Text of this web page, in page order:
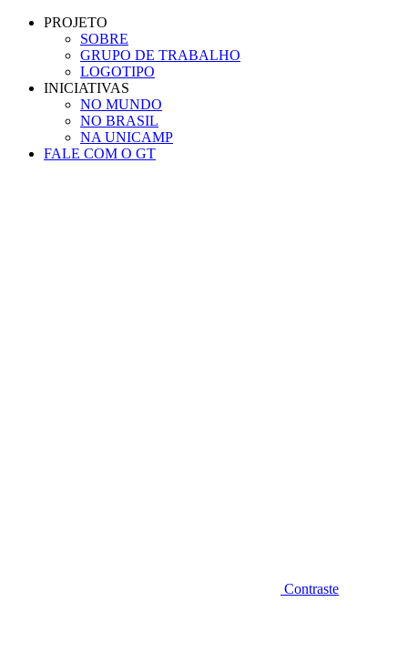
Conteúdo principal
PROJETO
SOBRE
GRUPO DE TRABALHO
LOGOTIPO
INICIATIVAS
NO MUNDO
NO BRASIL
NA UNICAMP
FALE COM O GT
Contraste